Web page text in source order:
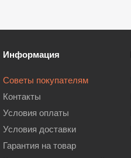
Информация
Советы покупателям
Контакты
Условия оплаты
Условия доставки
Гарантия на товар